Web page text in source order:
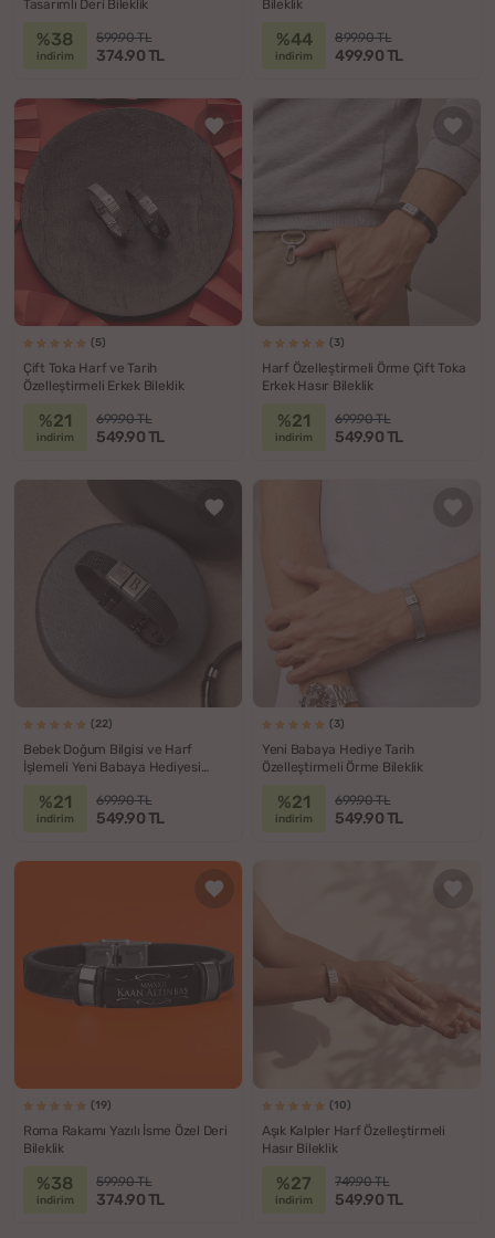
Tasarımlı Deri Bileklik
%38
indirim
599.90 TL
374.90 TL
Bileklik
%44
indirim
899.90 TL
499.90 TL
(5)
Çift Toka Harf ve Tarih
Özelleştirmeli Erkek Bileklik
%21
indirim
699.90 TL
549.90 TL
(3)
Harf Özelleştirmeli Örme Çift Toka
Erkek Hasır Bileklik
%21
indirim
699.90 TL
549.90 TL
(22)
Bebek Doğum Bilgisi ve Harf
İşlemeli Yeni Babaya Hediyesi
%21
indirim
699.90 TL
549.90 TL
(3)
Yeni Babaya Hediye Tarih
Özelleştirmeli Örme Bileklik
%21
indirim
699.90 TL
549.90 TL
(19)
Roma Rakamı Yazılı İsme Özel Deri
Bileklik
%38
indirim
599.90 TL
374.90 TL
(10)
Aşık Kalpler Harf Özelleştirmeli
Hasır Bileklik
%27
indirim
749.90 TL
549.90 TL